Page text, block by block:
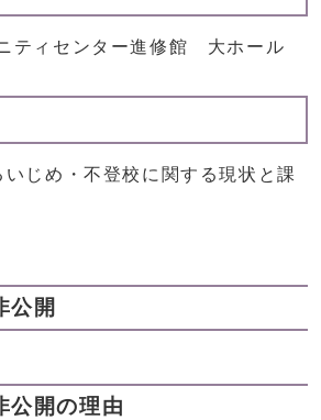
ティセンター進修館 大ホール
じめ・不登校に関する現状と課
公開
公開の理由